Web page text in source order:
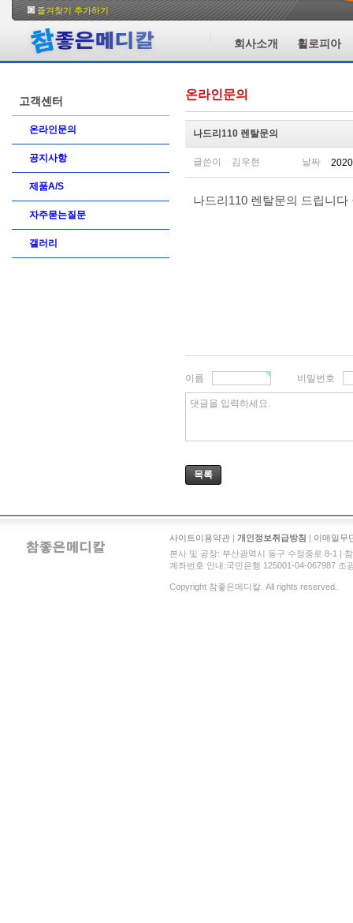
즐겨찾기 추가하기
회사소개 휠로피아
고객센터
온라인문의
공지사항
제품A/S
자주묻는질문
갤러리
온라인문의
나드리110 렌탈문의
글쓴이 김우현 날짜
나드리110 렌탈문의 드립니
이름 비밀번호
댓글을 입력하세요.
목록
사이트이용약관 | 개인정보취급방침 | 이메일무
본사 및 공장: 부산광역시 동구 수정중로 8-1 |
계좌번호 안내:국민은행 125001-04-067987 조
Copyright 참좋은메디칼. All rights reserved.